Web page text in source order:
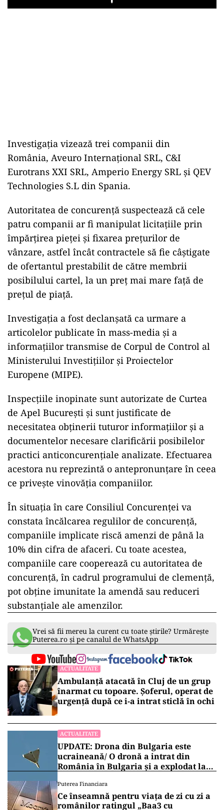
Play
Investigația vizează trei companii din
România, Aveuro Internațional SRL, C&I
Eurotrans XXI SRL, Amperio Energy SRL și QEV
Technologies S.L din Spania.
Autoritatea de concurență suspectează că cele
patru companii ar fi manipulat licitațiile prin
împărțirea pieței și fixarea prețurilor de
vânzare, astfel încât contractele să fie câștigate
de ofertantul prestabilit de către membrii
posibilului cartel, la un preț mai mare față de
prețul de piață.
Investigația a fost declanșată ca urmare a
articolelor publicate în mass-media și a
informațiilor transmise de Corpul de Control al
Ministerului Investițiilor și Proiectelor
Europene (MIPE).
Inspecțiile inopinate sunt autorizate de Curtea
de Apel București și sunt justificate de
necesitatea obținerii tuturor informațiilor și a
documentelor necesare clarificării posibilelor
practici anticoncurențiale analizate. Efectuarea
acestora nu reprezintă o antepronunțare în ceea
ce privește vinovăția companiilor.
În situația în care Consiliul Concurenței va
constata încălcarea regulilor de concurență,
companiile implicate riscă amenzi de până la
10% din cifra de afaceri. Cu toate acestea,
companiile care cooperează cu autoritatea de
concurență, în cadrul programului de clemență,
pot obține imunitate la amendă sau reduceri
substanțiale ale amenzilor.
Vrei să fii mereu la curent cu toate știrile? Urmărește
Puterea.ro și pe canalul de WhatsApp
ACTUALITATE
Ambulanță atacată în Cluj de un grup
înarmat cu topoare. Șoferul, operat de
urgență după ce i-a intrat sticlă în ochi
ACTUALITATE
UPDATE: Drona din Bulgaria este
ucraineană/ O dronă a intrat din
România în Bulgaria şi a explodat la
Puterea Financiara
Ce înseamnă pentru viața de zi cu zi a
românilor ratingul „Baa3 cu